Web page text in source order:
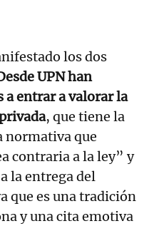
los dos
UPN han
a entrar a valorar la
, que tiene la
normativa que
contraria a la ley” y
la entrega del
que es una tradición
y una cita emotiva